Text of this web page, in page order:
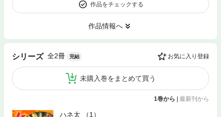
作品をチェックする
作品情報へ
シリーズ 全2冊 完結 お気に入り登録
未購入巻をまとめて買う
1巻から | 最新刊から
ハネ太 （1）